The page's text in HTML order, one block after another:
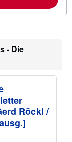
- Die
Röckl /